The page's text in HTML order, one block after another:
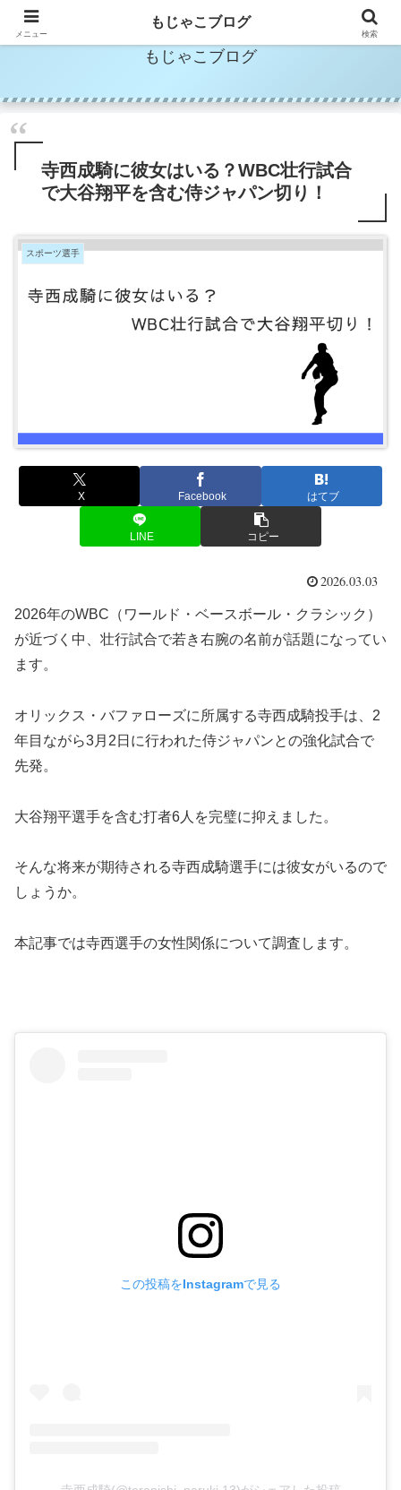
もじゃこブログ
寺西成騎に彼女はいる？WBC壮行試合
で大谷翔平を含む侍ジャパン切り！
スポーツ選手
X Facebook はてブ
LINE コピー
2026.03.03
2026年のWBC（ワールド・ベースボール・クラシック）
が近づく中、壮行試合で若き右腕の名前が話題になってい
ます。
オリックス・バファローズに所属する寺西成騎投手は、2
年目ながら3月2日に行われた侍ジャパンとの強化試合で
先発。
大谷翔平選手を含む打者6人を完璧に抑えました。
そんな将来が期待される寺西成騎選手には彼女がいるので
しょうか。
本記事では寺西選手の女性関係について調査します。
この投稿をInstagramで見る
メニュー
もじゃこブログ
検索